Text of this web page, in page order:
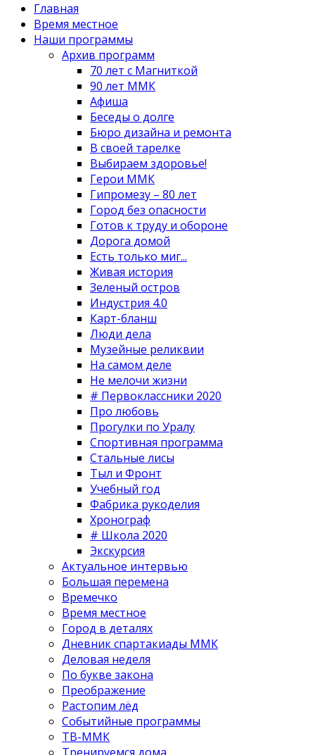
Главная
Время местное
Наши программы
Архив программ
70 лет с Магниткой
90 лет ММК
Афиша
Беседы о долге
Бюро дизайна и ремонта
В своей тарелке
Выбираем здоровье!
Герои ММК
Гипромезу – 80 лет
Город без опасности
Готов к труду и обороне
Дорога домой
Есть только миг...
Живая история
Зеленый остров
Индустрия 4.0
Карт-бланш
Люди дела
Музейные реликвии
На самом деле
Не мелочи жизни
# Первоклассники 2020
Про любовь
Прогулки по Уралу
Спортивная программа
Стальные лисы
Тыл и Фронт
Учебный год
Фабрика рукоделия
Хронограф
# Школа 2020
Экскурсия
Актуальное интервью
Большая перемена
Времечко
Время местное
Город в деталях
Дневник спартакиады ММК
Деловая неделя
По букве закона
Преображение
Растопим лёд
Событийные программы
ТВ-ММК